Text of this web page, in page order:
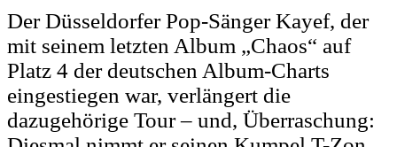
Der Düsseldorfer Pop-Sänger Kayef, der
mit seinem letzten Album „Chaos“ auf
Platz 4 der deutschen Album-Charts
eingestiegen war, verlängert die
dazugehörige Tour – und, Überraschung: